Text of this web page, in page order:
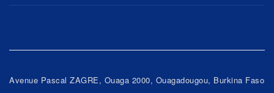
Avenue Pascal ZAGRE, Ouaga 2000, Ouagadougou, Burkina Faso